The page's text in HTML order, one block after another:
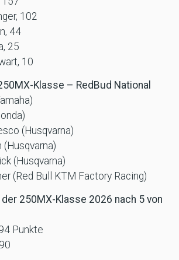
102
44
25
10
Klasse – RedBud National
(Husqvarna)
(Husqvarna)
(Husqvarna)
(Red Bull KTM Factory Racing)
250MX-Klasse 2026 nach 5 von
Punkte